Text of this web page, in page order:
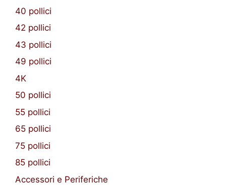
40 pollici
42 pollici
43 pollici
49 pollici
4K
50 pollici
55 pollici
65 pollici
75 pollici
85 pollici
Accessori e Periferiche